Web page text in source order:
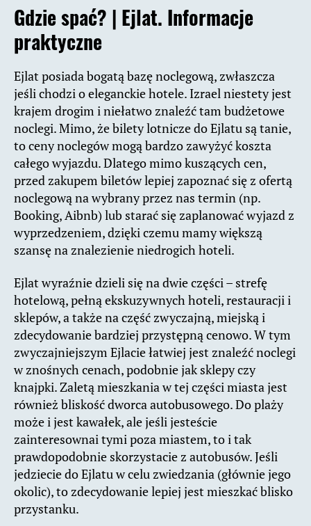
Gdzie spać? | Ejlat. Informacje
praktyczne
Ejlat posiada bogatą bazę noclegową, zwłaszcza
jeśli chodzi o eleganckie hotele. Izrael niestety jest
krajem drogim i niełatwo znaleźć tam budżetowe
noclegi. Mimo, że bilety lotnicze do Ejlatu są tanie,
to ceny noclegów mogą bardzo zawyżyć koszta
całego wyjazdu. Dlatego mimo kuszących cen,
przed zakupem biletów lepiej zapoznać się z ofertą
noclegową na wybrany przez nas termin (np.
Booking, Aibnb) lub starać się zaplanować wyjazd z
wyprzedzeniem, dzięki czemu mamy większą
szansę na znalezienie niedrogich hoteli.
Ejlat wyraźnie dzieli się na dwie części – strefę
hotelową, pełną ekskuzywnych hoteli, restauracji i
sklepów, a także na część zwyczajną, miejską i
zdecydowanie bardziej przystępną cenowo. W tym
zwyczajniejszym Ejlacie łatwiej jest znaleźć noclegi
w znośnych cenach, podobnie jak sklepy czy
knajpki. Zaletą mieszkania w tej części miasta jest
również bliskość dworca autobusowego. Do plaży
może i jest kawałek, ale jeśli jesteście
zainteresownai tymi poza miastem, to i tak
prawdopodobnie skorzystacie z autobusów. Jeśli
jedziecie do Ejlatu w celu zwiedzania (głównie jego
okolic), to zdecydowanie lepiej jest mieszkać blisko
przystanku.